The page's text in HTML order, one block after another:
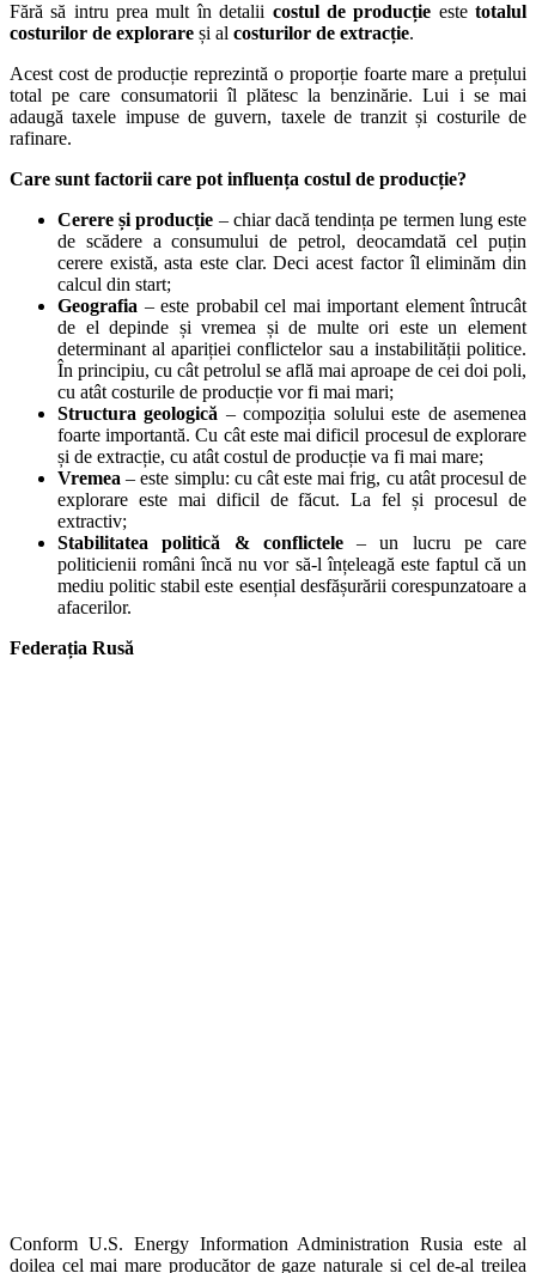
Fără să intru prea mult în detalii costul de producție estetotalul
costurilor de explorare și al costurilor de extracție.
Acest cost de producție reprezintă o proporție foarte mare a prețului
total pe care consumatorii îl plătesc la benzinărie. Lui i se mai
adaugă taxele impuse de guvern, taxele de tranzit și costurile de
rafinare.
Care sunt factorii care pot influența costul de producție?
Cerere și producție – chiar dacă tendința pe termen lung este
de scădere a consumului de petrol, deocamdată cel puțin
cerere există, asta este clar. Deci acest factor îl eliminăm din
calcul din start;
Geografia – este probabil cel mai important element întrucât
de el depinde și vremea și de multe ori este un element
determinant al apariției conflictelor sau a instabilității politice.
În principiu, cu cât petrolul se află mai aproape de cei doi poli,
cu atât costurile de producție vor fi mai mari;
Structura geologică – compoziția solului este de asemenea
foarte importantă. Cu cât este mai dificil procesul de explorare
și de extracție, cu atât costul de producție va fi mai mare;
Vremea – este simplu: cu cât este mai frig, cu atât procesul de
explorare este mai dificil de făcut. La fel și procesul de
extractiv;
Stabilitatea politică & conflictele – un lucru pe care
politicienii români încă nu vor să-l înțeleagă este faptul că un
mediu politic stabil este esențial desfășurării corespunzatoare a
afacerilor.
Federația Rusă
Conform U.S. Energy Information Administration Rusia este al
doilea cel mai mare producător de gaze naturale și cel de-al treilea